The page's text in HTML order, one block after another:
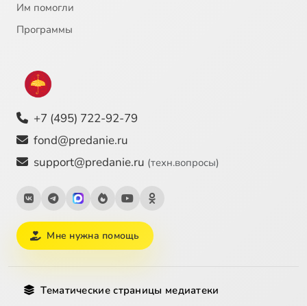
27 Иоанн Кронштадский, святой
28 Иоанн Кронштадтский (c)
29
Им помогли
Программы
+7 (495) 722-92-79
fond@predanie.ru
support@predanie.ru (техн.вопросы)
Мне нужна помощь
Тематические страницы медиатеки